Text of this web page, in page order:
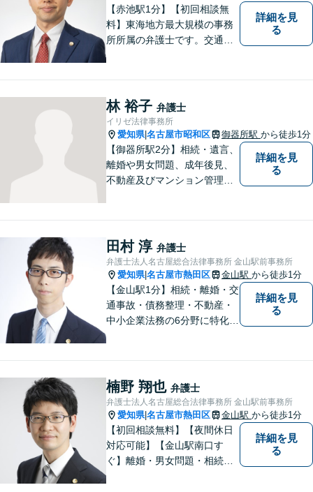
【赤池駅1分】【初回相談無
料】東海地方最大規模の事務
所所属の弁護士です。交通事
談対応も行っております。ま
ずは、お気軽にお電話くださ
い。
詳細を見
る
林 裕子 弁護士
イリゼ法律事務所
愛知県|名古屋市昭和区 御器所駅 から徒歩1分
【御器所駅2分】相続・遺言、
離婚や男女問題、成年後見、
不動産及びマンション管理な
い、丁寧な説明と迅速な対応
を心がけております。【完全
個室】【法テラス利用可】
詳細を見
る
田村 淳 弁護士
弁護士法人名古屋総合法律事務所 金山駅前事務所
愛知県|名古屋市熱田区 金山駅 から徒歩1分
【金山駅1分】相続・離婚・交
通事故・債務整理・不動産・
中小企業法務の6分野に特化！
ーションを重視し、情報連携
を図りながら納得の解決へと
導いてまいります。
詳細を見
る
楠野 翔也 弁護士
弁護士法人名古屋総合法律事務所 金山駅前事務所
愛知県|名古屋市熱田区 金山駅 から徒歩1分
【初回相談無料】【夜間休日
対応可能】【金山駅南口す
ぐ】離婚・男女問題・相続・
詳細を見
る